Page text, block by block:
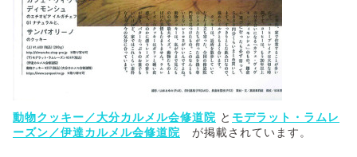
動物クッキー／大分カルメル会修道院 と モデラット・ラムレ
ーズン／伊達カルメル会修道院 が掲載されています。